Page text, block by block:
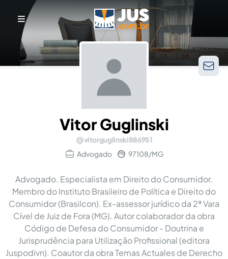
Vitor Guglinski
vitorguglinski886951
Advogado
97108/MG
Advogado. Especialista em Direito do Consumidor.
Membro do Instituto Brasileiro de Política e Direito do
Consumidor (Brasilcon). Ex-assessor jurídico da 2ª Vara
Cível de Juiz de Fora (MG). Autor colaborador da obra
Código de Defesa do Consumidor - Doutrina e
Jurisprudência para Utilização Profissional (editora
Juspodivn). Coautor da obra Temas Actuales de Derecho